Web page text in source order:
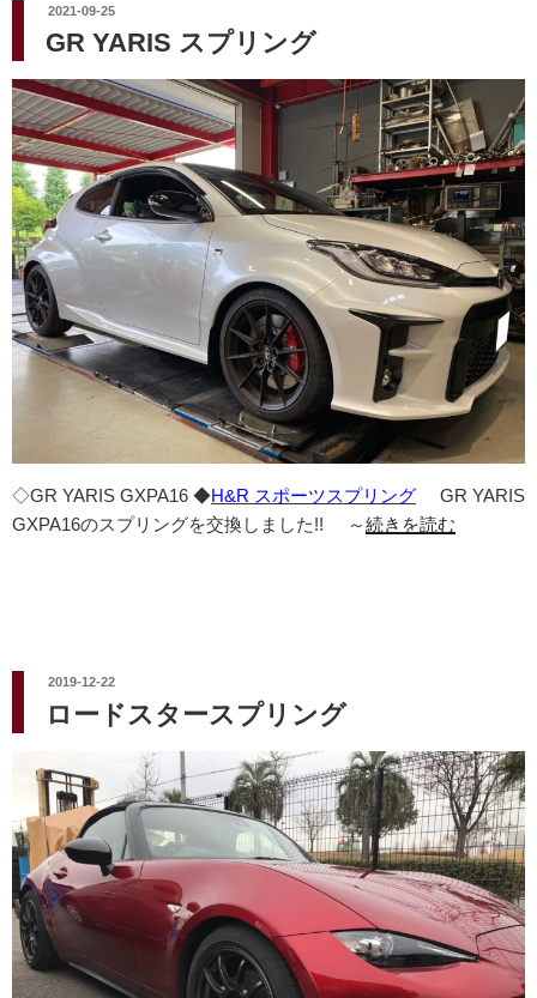
投
稿
日:
2021-09-25
GR YARIS スプリング
◇GR YARIS GXPA16 ◆H&R スポーツスプリング GR YARIS
GXPA16のスプリングを交換しました!! ～続きを読む
投
日:
2019-12-22
ロードスタースプリング